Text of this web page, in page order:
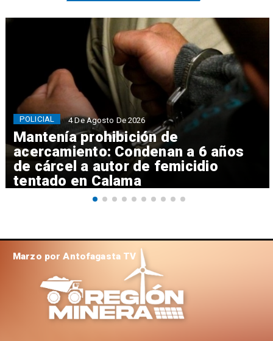
Mantenía prohibición de
acercamiento: Condenan a 6 años
de cárcel a autor de femicidio
tentado en Calama
POLICIAL 4 De Agosto De 2026
Marzo por Antofagasta TV